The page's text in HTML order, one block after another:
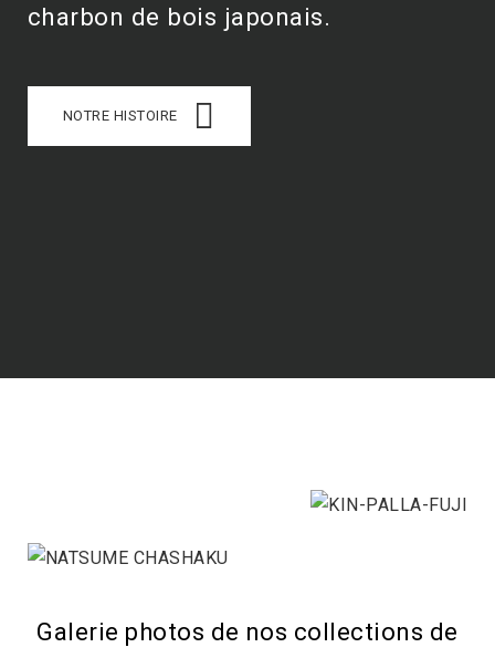
charbon de bois japonais.
NOTRE HISTOIRE
Galerie photos de nos collections de